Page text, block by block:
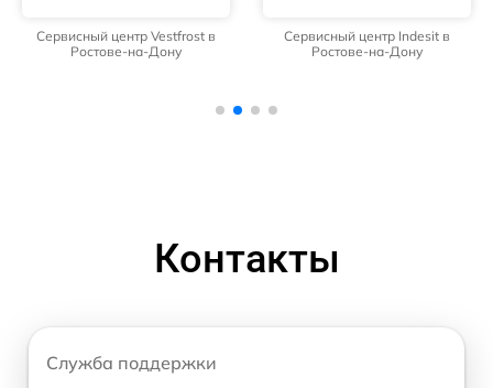
Сервисный центр Vestfrost в
Ростове-на-Дону
Сервисный центр Indesit в
Ростове-на-Дону
Контакты
Служба поддержки